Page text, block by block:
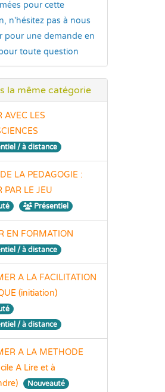
pour cette
n'hésitez pas à nous
pour une demande en
toute question
la même catégorie
AVEC LES
/ à distance
LA PEDAGOGIE :
PAR LE JEU
Présentiel
EN FORMATION
/ à distance
A LA FACILITATION
(initiation)
/ à distance
A LA METHODE
A Lire et à
Nouveauté